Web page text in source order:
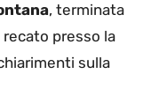
, terminata
presso la
sulla